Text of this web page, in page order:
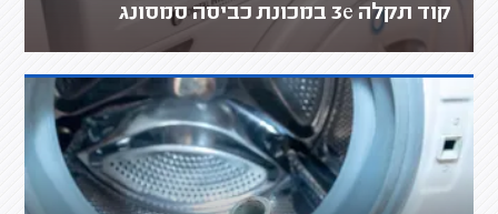
קוד תקלה 3e במכונת כביסה סמסונג